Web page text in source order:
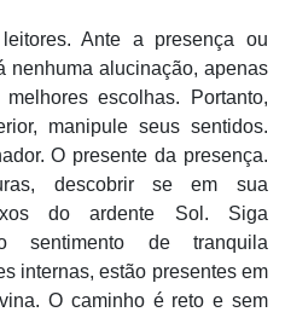
Ante a presença ou
nenhuma alucinação, apenas
escolhas. Portanto,
manipule seus sentidos.
O presente da presença.
descobrir se em sua
do ardente Sol. Siga
sentimento de tranquila
internas, estão presentes em
O caminho é reto e sem